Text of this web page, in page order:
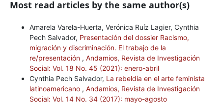
Most read articles by the same author(s)
Amarela Varela-Huerta, Verónica Ruíz Lagier, Cynthia
Pech Salvador, Presentación del dossier Racismo,
migración y discriminación. El trabajo de la
re/presentación , Andamios, Revista de Investigación
Social: Vol. 18 No. 45 (2021): enero-abril
Cynthia Pech Salvador, La rebeldía en el arte feminista
latinoamericano , Andamios, Revista de Investigación
Social: Vol. 14 No. 34 (2017): mayo-agosto